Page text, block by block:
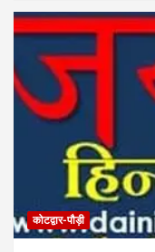
कोटद्वार-पौड़ी